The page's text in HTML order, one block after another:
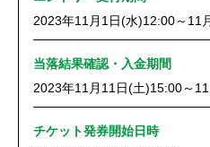
2023年11月1日(水)12:00～11
当落結果確認・入金期間
2023年11月11日(土)15:00～
チケット発券開始日時